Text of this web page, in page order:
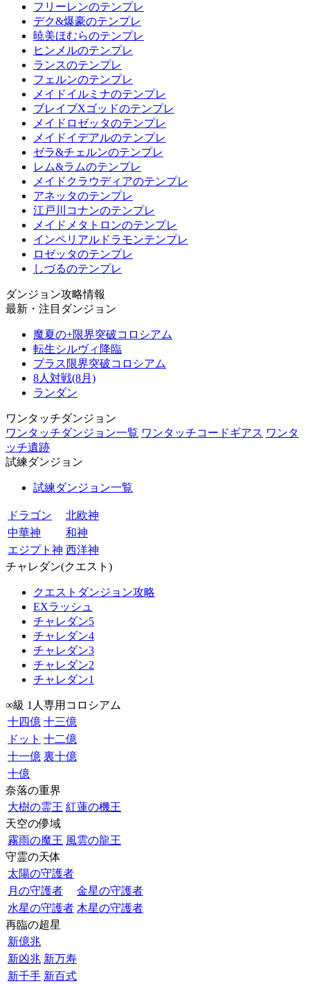
フリーレンのテンプレ
デク&爆豪のテンプレ
暁美ほむらのテンプレ
ヒンメルのテンプレ
ランスのテンプレ
フェルンのテンプレ
メイドイルミナのテンプレ
ブレイブXゴッドのテンプレ
メイドロゼッタのテンプレ
メイドイデアルのテンプレ
ゼラ&チェルンのテンプレ
レム&ラムのテンプレ
メイドクラウディアのテンプレ
アネッタのテンプレ
江戸川コナンのテンプレ
メイドメタトロンのテンプレ
インペリアルドラモンテンプレ
ロゼッタのテンプレ
しづるのテンプレ
ダンジョン攻略情報
最新・注目ダンジョン
魔夏の+限界突破コロシアム
転生シルヴィ降臨
プラス限界突破コロシアム
8人対戦(8月)
ランダン
ワンタッチダンジョン
ワンタッチダンジョン一覧 ワンタッチコードギアス ワンタ
ッチ遺跡
試練ダンジョン
試練ダンジョン一覧
ドラゴン
北欧神
中華神
和神
エジプト神 西洋神
チャレダン(クエスト)
クエストダンジョン攻略
EXラッシュ
チャレダン5
チャレダン4
チャレダン3
チャレダン2
チャレダン1
∞級 1人専用コロシアム
十四億 十三億
ドット 十二億
十一億 裏十億
十億
奈落の重界
大樹の霊王 紅蓮の機王
天空の儚域
霧雨の魔王 風雲の龍王
守霊の天体
太陽の守護者
月の守護者
金星の守護者
水星の守護者 木星の守護者
再臨の超星
新億兆
新凶兆 新万寿
新千手 新百式